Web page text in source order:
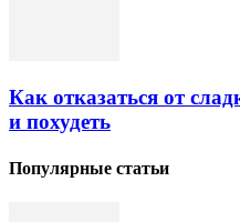
Как отказаться от
и похудеть
Популярные статьи